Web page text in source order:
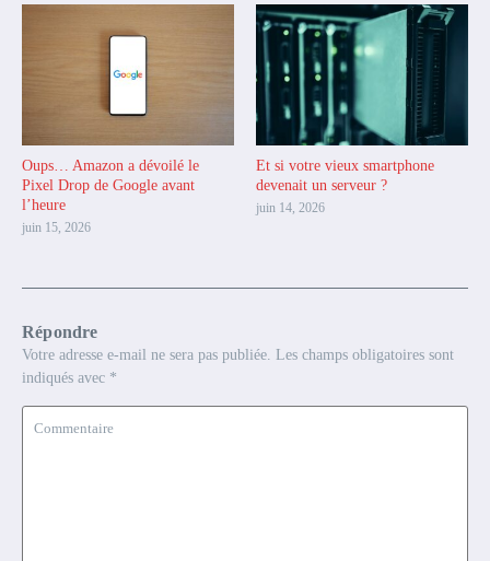
Oups… Amazon a dévoilé le
Pixel Drop de Google avant
l’heure
juin 15, 2026
Et si votre vieux smartphone
devenait un serveur ?
juin 14, 2026
Répondre
Votre adresse e-mail ne sera pas publiée. Les champs obligatoires sont
indiqués avec *